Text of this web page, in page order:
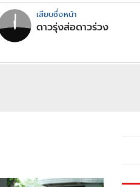
เสียบซึ่งหน้า
ดาวรุ่งส่อดาวร่วง